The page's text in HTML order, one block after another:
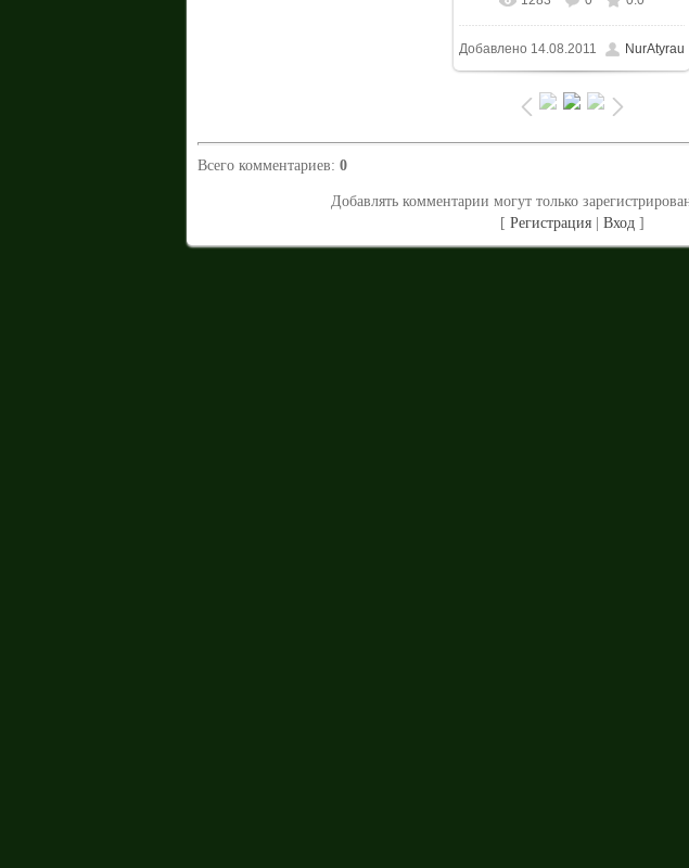
В реальном размере
1024x683/ 472.0Kb
Добавлено 14.08.2011 NurAtyrau
Всего комментариев: 0
Добавлять комментарии могут только
[ Регистрация| Вход]